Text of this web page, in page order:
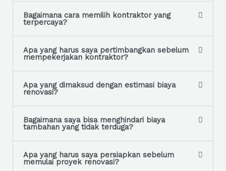
Bagaimana cara memilih kontraktor yang
terpercaya?
Apa yang harus saya pertimbangkan sebelum
mempekerjakan kontraktor?
Apa yang dimaksud dengan estimasi biaya
renovasi?
Bagaimana saya bisa menghindari biaya
tambahan yang tidak terduga?
Apa yang harus saya persiapkan sebelum
memulai proyek renovasi?